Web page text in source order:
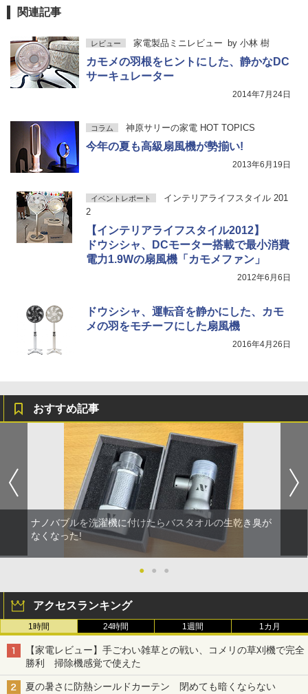
関連記事
レビュー 家電製品ミニレビュー by 小林 樹
カモメの羽根をヒントにした、静かなDC
サーキュレーター
2014年7月24日
コラム 神原サリーの家電 HOT TOPICS
今年の夏も高級扇風機が勢揃い!
2013年6月19日
イベントレポート
インテリアライフスタイル 201
2
【インテリアライフスタイル2012】
ドウシシャ、DCモーター搭載で最小消費
電力1.9Wの扇風機「カモメファン」
2012年6月6日
ドウシシャ、運転音を静かにした、カモ
メの羽をモチーフにした扇風機
2016年4月26日
おすすめ記事
ナノバブルを洗濯機に付けたらバスタオルの生乾き臭が
なくなった!
● ● ●
アクセスランキング
1時間 24時間 1週間 1カ月
【家電レビュー】手ごわい雑草との戦い、コメリの草刈機で完全
勝利 掃除機感覚で使えた
夏の暑さに防熱シールドカーテン 閉めても暗くならない